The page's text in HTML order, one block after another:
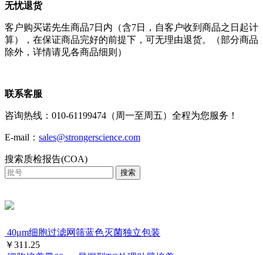
无忧退货
客户购买诺先生商品7日内（含7日，自客户收到商品之日起计
算），在保证商品完好的前提下，可无理由退货。（部分商品
除外，详情请见各商品细则）
联系客服
咨询热线：010-61199474（周一至周五）全程为您服务！
E-mail： sales@strongerscience.com
搜索质检报告(COA)
搜索
40μm细胞过滤网筛蓝色灭菌独立包装
￥311.25